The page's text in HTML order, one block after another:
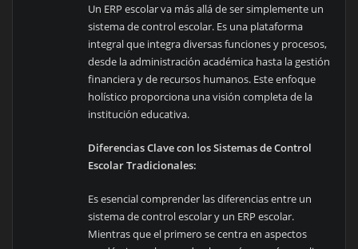
Un ERP escolar va más allá de ser simplemente un
sistema de control escolar. Es una plataforma
integral que integra diversas funciones y procesos,
desde la administración académica hasta la gestión
financiera y de recursos humanos. Este enfoque
holístico proporciona una visión completa de la
institución educativa.
Diferencias Clave con los Sistemas de Control
Escolar Tradicionales:
Es esencial comprender las diferencias entre un
sistema de control escolar y un ERP escolar.
Mientras que el primero se centra en aspectos